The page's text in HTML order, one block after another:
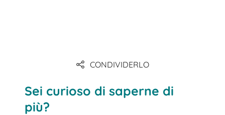
CONDIVIDERLO
Sei curioso di saperne di
più?